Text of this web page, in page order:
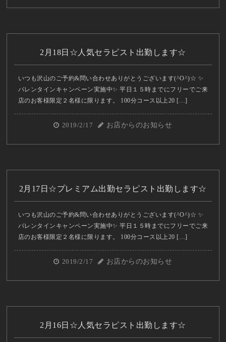
2月18日☆人気セラピスト出勤します☆
いつも沢山のご予約&問い合わせありがとうございます(^O^)☆ ✨
バレンタインキャンペーン実施中✨ 平日１５時までにフリーでご来
店のお客様限定２名様に限ります。 100分コース以上20 […]
2019/2/17 お店からのお知らせ
2月17日☆プレミアム出勤セラピスト出勤します☆
いつも沢山のご予約&問い合わせありがとうございます(^O^)☆ ✨
バレンタインキャンペーン実施中✨ 平日１５時までにフリーでご来
店のお客様限定２名様に限ります。 100分コース以上20 […]
2019/2/17 お店からのお知らせ
2月16日☆人気セラピスト出勤します☆